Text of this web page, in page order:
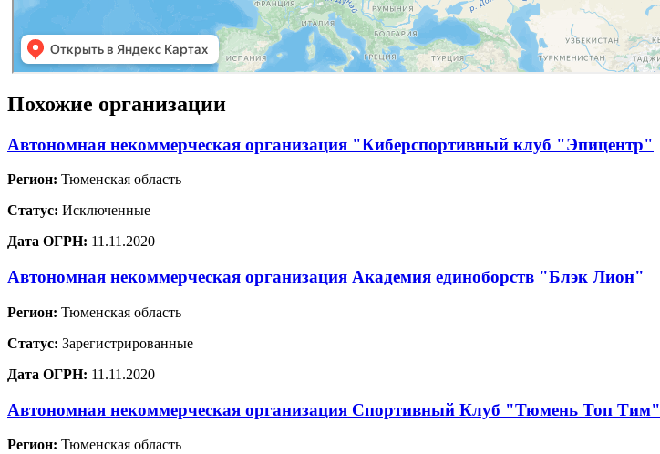
Похожие организации
Автономная некоммерческая организация "Киберспортивный клуб "Эпицентр"
Регион: Тюменская область
Статус: Исключенные
Дата ОГРН: 11.11.2020
Автономная некоммерческая организация Академия единоборств "Блэк Лион"
Регион: Тюменская область
Статус: Зарегистрированные
Дата ОГРН: 11.11.2020
Автономная некоммерческая организация Спортивный Клуб "Тюмень Топ Тим"
Регион: Тюменская область